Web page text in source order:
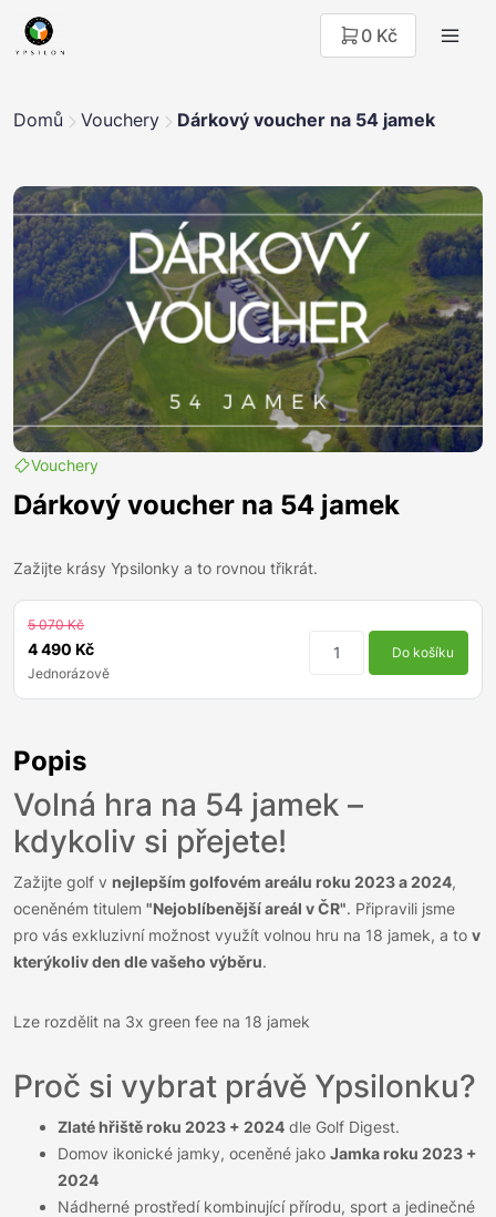
0 Kč
Domů Vouchery Dárkový voucher na 54 jamek
Vouchery
Dárkový voucher na 54 jamek
Zažijte krásy Ypsilonky a to rovnou třikrát.
5 070 Kč
4 490 Kč
Jednorázově
Do košíku
Popis
Volná hra na 54 jamek –
kdykoliv si přejete!
Zažijte golf v nejlepším golfovém areálu roku 2023 a 2024,
oceněném titulem "Nejoblíbenější areál v ČR". Připravili jsme
pro vás exkluzivní možnost využít volnou hru na 18 jamek, a to v
kterýkoliv den dle vašeho výběru.
Lze rozdělit na 3x green fee na 18 jamek
Proč si vybrat právě Ypsilonku?
Zlaté hřiště roku 2023 + 2024 dle Golf Digest.
Domov ikonické jamky, oceněné jako Jamka roku 2023 +
2024
Nádherné prostředí kombinující přírodu, sport a jedinečné